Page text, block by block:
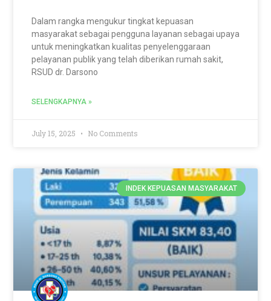
Dalam rangka mengukur tingkat kepuasan
masyarakat sebagai pengguna layanan sebagai upaya
untuk meningkatkan kualitas penyelenggaraan
pelayanan publik yang telah diberikan rumah sakit,
RSUD dr. Darsono
SELENGKAPNYA »
July 15, 2025 No Comments
INDEK KEPUASAN MASYARAKAT